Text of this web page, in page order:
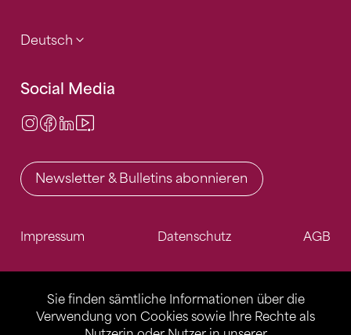
Sie finden sämtliche Informationen über die
Verwendung von Cookies sowie Ihre Rechte als
Deutsch
Social Media
Instagram
Facebook
LinkedIn
Newsletter & Bulletins abonnieren
Impressum Datenschutz AGB